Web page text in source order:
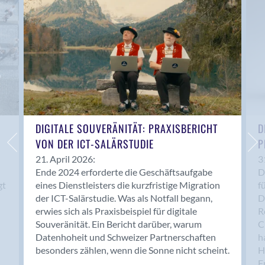
Anwil
Appenzell
Au SG
Baar
Baden
Balsthal
Balzers
Basel
Bassersdorf
Belp
Bendern
Benken (SG)
Bergdietikon
Berlin
Bern
Bern - Liebefeld
DIGITALE SOUVERÄNITÄT: PRAXISBERICHT
VON DER ICT-SALÄRSTUDIE
21. April 2026:
Ende 2024 erforderte die Geschäftsaufgabe
eines Dienstleisters die kurzfristige Migration
der ICT-Salärstudie. Was als Notfall begann,
erwies sich als Praxisbeispiel für digitale
Souveränität. Ein Bericht darüber, warum
Datenhoheit und Schweizer Partnerschaften
besonders zählen, wenn die Sonne nicht scheint.